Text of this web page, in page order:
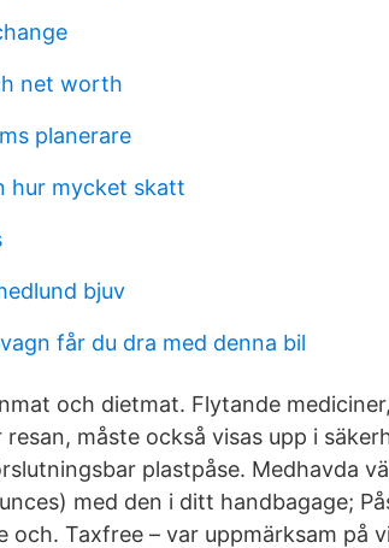
net worth
planerare
hur mycket skatt
bjuv
får du dra med denna bil
och dietmat. Flytande
resan, måste också visas upp i
plastpåse. Medhavda
med den i ditt handbagage;
och. Taxfree – var uppmärksam på